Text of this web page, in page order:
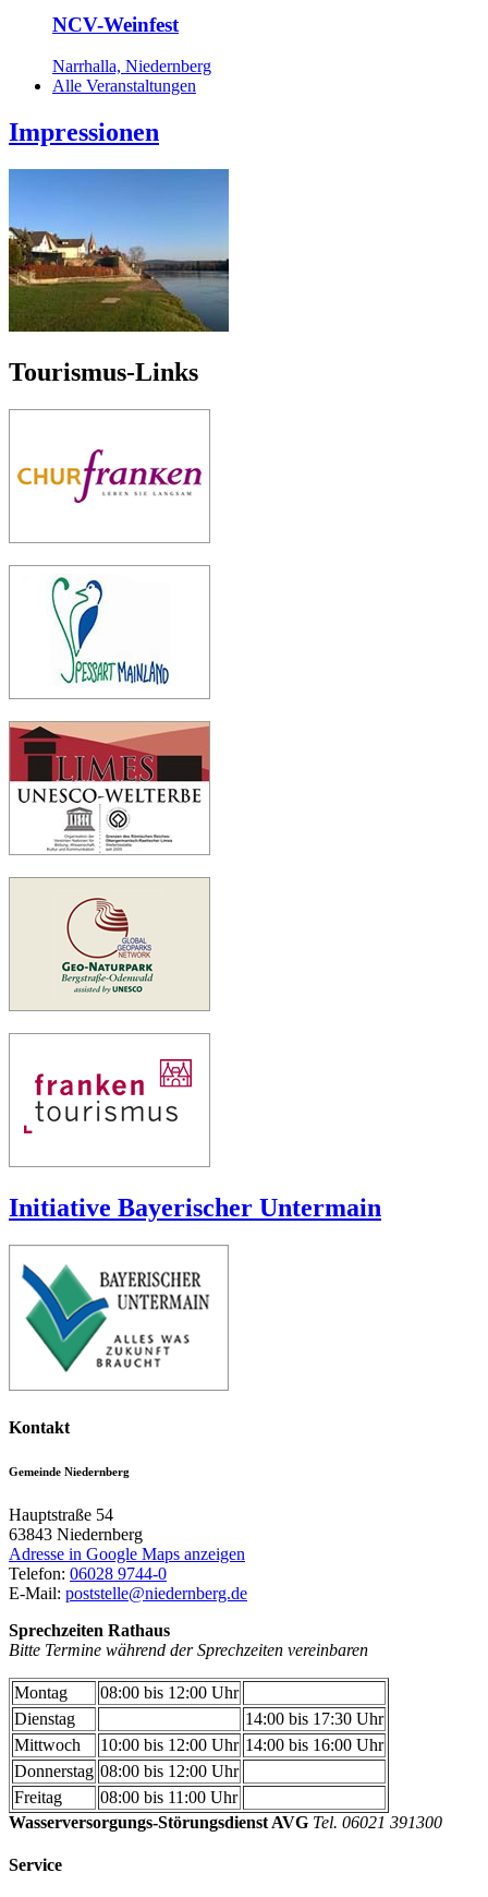
NCV-Weinfest
Narrhalla, Niedernberg
Alle Veranstaltungen
Impressionen
Tourismus-Links
Initiative Bayerischer Untermain
Kontakt
Gemeinde Niedernberg
Hauptstraße 54
63843 Niedernberg
Adresse in Google Maps anzeigen
Telefon: 06028 9744-0
E-Mail: poststelle@niedernberg.de
Sprechzeiten Rathaus
Bitte Termine während der Sprechzeiten vereinbaren
Montag
08:00 bis 12:00 Uhr
Dienstag
14:00 bis 17:30 Uhr
Mittwoch
10:00 bis 12:00 Uhr 14:00 bis 16:00 Uhr
Donnerstag 08:00 bis 12:00 Uhr
Freitag
08:00 bis 11:00 Uhr
Wasserversorgungs-Störungsdienst AVG Tel. 06021 391300
Service